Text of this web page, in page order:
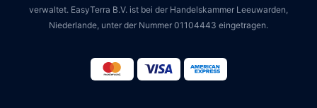
verwaltet. EasyTerra B.V. ist bei der Handelskammer Leeuwarden,
Niederlande, unter der Nummer 01104443 eingetragen.